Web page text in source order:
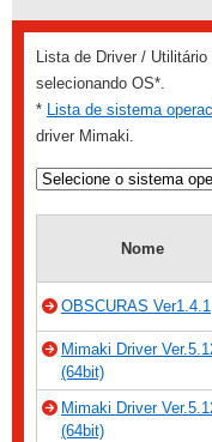
Lista de Driver /
selecionando OS*.
* Lista de sistema
driver Mimaki.
Nome
OBSCURAS Ver1.4.1
Mimaki Driver
(64bit)
Mimaki Driver
(64bit)